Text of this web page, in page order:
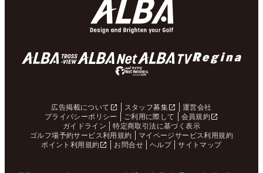
広告掲載について スタッフ募集
運営会社
プライバシーポリシー
ご利用に際して
会員規約
ガイドライン
特定商取引法に基づく表示
ゴルフ場予約サービス利用規約
マイページサービス利用規約
ポイント利用規約
お問合せ ヘルプ サイトマップ